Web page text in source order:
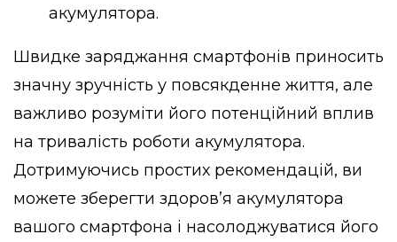
акумулятора.
Швидке заряджання смартфонів приносить
значну зручність у повсякденне життя, але
важливо розуміти його потенційний вплив
на тривалість роботи акумулятора.
Дотримуючись простих рекомендацій, ви
можете зберегти здоров’я акумулятора
вашого смартфона і насолоджуватися його